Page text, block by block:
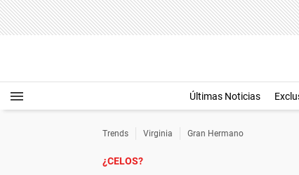
Últimas Noticias
Trends Virginia Gran Hermano
¿CELOS?